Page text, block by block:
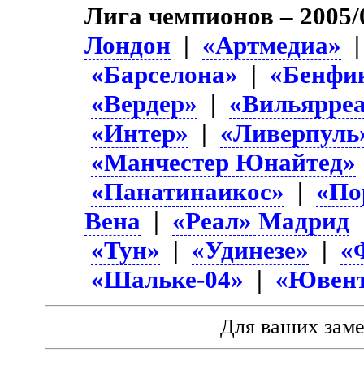
Лига чемпионов –
Лондон | «Артмедиа»
«Барселона» |
«Вердер» |
«Интер» |
«Манчестер Юнайтед»
«Панатинаикос» |
Вена | «Реал» Мадрид
«Тун» | «Удинезе» |
«Шальке-04» |
Для ваших